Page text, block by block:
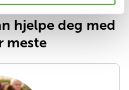
hjelpe deg med
meste